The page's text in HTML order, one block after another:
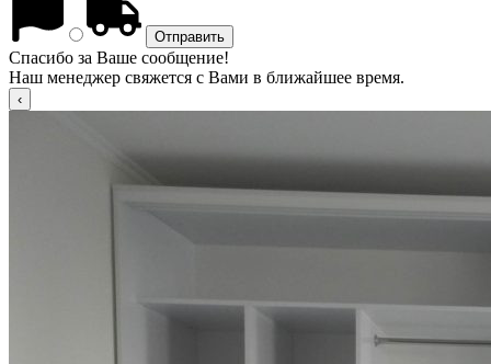
Спасибо за Ваше сообщение!
Наш менеджер свяжется с Вами в ближайшее время.